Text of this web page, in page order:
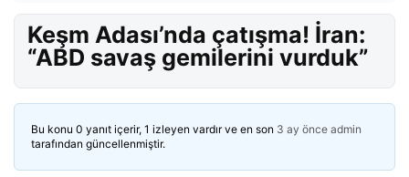
Keşm Adası’nda çatışma! İran:
“ABD savaş gemilerini vurduk”
Bu konu 0 yanıt içerir, 1 izleyen vardır ve en son 3 ay önce admin
tarafından güncellenmiştir.